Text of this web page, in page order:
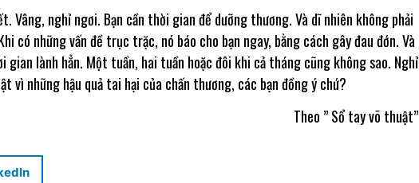
Vâng, nghỉ ngơi. Bạn cần thời gian để dưỡng thương. Và dĩ nhiên không phải
có những vấn đề trục trặc, nó báo cho bạn ngay, bằng cách gây đau đớn. Và
lành hẳn. Một tuần, hai tuần hoặc đôi khi cả tháng cũng không sao. Nghỉ
vì những hậu quả tai hại của chấn thương, các bạn đồng ý chứ?
Theo ” Sổ tay võ thuật”